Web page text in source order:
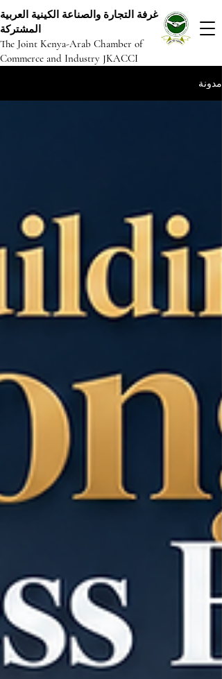
غرفة التجارة والصناعة الكينية العربية
المشتركة
The Joint Kenya-Arab Chamber of
Commerce and Industry JKACCI
مدونة